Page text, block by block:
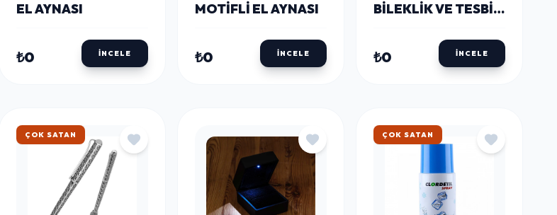
EL AYNASI
₺0 İNCELE
MOTIFLI EL AYNASI
₺0 İNCELE
BILEKLIK VE TESBIH
₺0 İNCELE
ÇOK SATAN ÇOK SATAN